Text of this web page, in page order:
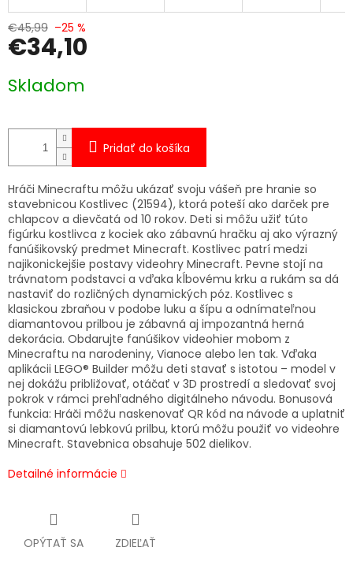
€45,99 –25 %
€34,10
cena:
Skladom
Pridať do košíka
Hráči Minecraftu môžu ukázať svoju vášeň pre hranie so
stavebnicou Kostlivec (21594), ktorá poteší ako darček pre
chlapcov a dievčatá od 10 rokov. Deti si môžu užiť túto
figúrku kostlivca z kociek ako zábavnú hračku aj ako výrazný
fanúšikovský predmet Minecraft. Kostlivec patrí medzi
najikonickejšie postavy videohry Minecraft. Pevne stojí na
trávnatom podstavci a vďaka kĺbovému krku a rukám sa dá
nastaviť do rozličných dynamických póz. Kostlivec s
klasickou zbraňou v podobe luku a šípu a odnímateľnou
diamantovou prilbou je zábavná aj impozantná herná
dekorácia. Obdarujte fanúšikov videohier mobom z
Minecraftu na narodeniny, Vianoce alebo len tak. Vďaka
aplikácii LEGO® Builder môžu deti stavať s istotou – model v
nej dokážu približovať, otáčať v 3D prostredí a sledovať svoj
pokrok v rámci prehľadného digitálneho návodu. Bonusová
funkcia: Hráči môžu naskenovať QR kód na návode a uplatniť
si diamantovú lebkovú prilbu, ktorú môžu použiť vo videohre
Minecraft. Stavebnica obsahuje 502 dielikov.
Detailné informácie
OPÝTAŤ SA ZDIEĽAŤ